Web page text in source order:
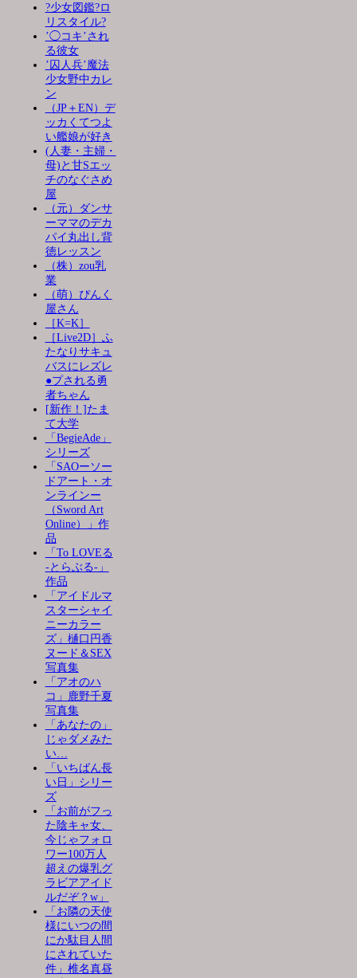
?少女図鑑?ロ
リスタイル?
’◯コキ’され
る彼女
’囚人兵’魔法
少女野中カレ
ン
（JP＋EN）デ
ッカくてつよ
い艦娘が好き
(人妻・主婦・
母)と甘Sエッ
チのなぐさめ
屋
（元）ダンサ
ーママのデカ
パイ丸出し背
徳レッスン
（株）zou乳
業
（萌）ぴんく
屋さん
［K=K］
［Live2D］ふ
たなりサキュ
バスにレズレ
●プされる勇
者ちゃん
[新作！]たま
て大学
「BegieAde」
シリーズ
「SAOーソー
ドアート・オ
ンラインー
（Sword Art
Online）」作
品
「To LOVEる
-とらぶる-」
作品
「アイドルマ
スターシャイ
ニーカラー
ズ」樋口円香
ヌード＆SEX
写真集
「アオのハ
コ」鹿野千夏
写真集
「あなたの」
じゃダメみた
い…
「いちばん長
い日」シリー
ズ
「お前がフっ
た陰キャ女、
今じゃフォロ
ワー100万人
超えの爆乳グ
ラビアアイド
ルだぞ？w」
「お隣の天使
様にいつの間
にか駄目人間
にされていた
件」椎名真昼